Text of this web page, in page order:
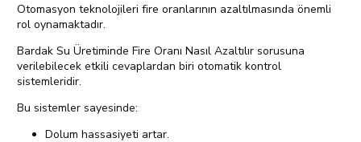
Otomasyon teknolojileri fire oranlarının azaltılmasında önemli
rol oynamaktadır.
Bardak Su Üretiminde Fire Oranı Nasıl Azaltılır sorusuna
verilebilecek etkili cevaplardan biri otomatik kontrol
sistemleridir.
Bu sistemler sayesinde:
Dolum hassasiyeti artar.